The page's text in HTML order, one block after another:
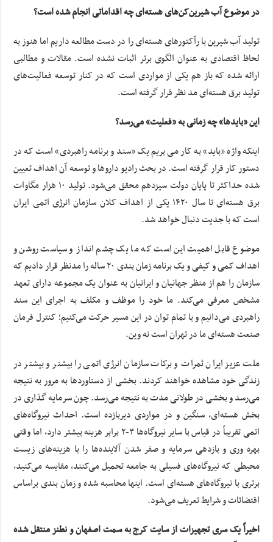
در موضوع آب شیرین‌کن‌های هسته‌ای چه اقداماتی انجام شده است؟
تولید آب شیرین با رآکتورهای هسته‌ای را در دست مطالعه داریم اما هنوز به
لحاظ اقتصادی به عنوان الگوی برتر اثبات نشده است. مقالات و مطالبی
ارائه شده که باز هم یکی از مواردی است که در کنار توسعه فعالیت‌های
تولید برق هسته‌ای مد نظر قرار گرفته است.
این «بایدها» چه زمانی به «فعلیت» می‌رسد؟
اینکه واژه «باید» به کار می بریم یک «سند و برنامه راهبردی» است که در
دستور کار قرار گرفته است. در بحث رادیو داروها و توسعه آن اهداف تعیین
شده حداکثر تا پایان دولت سیزدهم محقق می‌شود. تولید ۱۰ هزار مگاوات
برق هسته‌ای تا سال ۱۴۲۰ یکی از اهداف کلان سازمان انرژی اتمی ایران
است که با جدیت دنبال خواهد شد.
موضوع قابل اهمیت این است که ما یک چشم انداز و سیاست روشن و
اهداف کمی و کیفی و یک برنامه زمان بندی ۲۰ ساله را مدنظر قرار دادیم که
سازمان را هم از منظر جهانیان و ایرانیان به عنوان یک مجموعه دارای تعهد
مشخص معرفی می‌کند. ما خود را موظف و مکلف به اجرای این سند
راهبردی می‌دانیم و با تمام توان در این مسیر حرکت می‌کنیم؛ کنترل فرمان
صنعت هسته‌ای ما در تهران است نه وین.
ملت عزیز ایران ثمرات و برکات سازمان انرژی اتمی را بیشتر و بیشتر در
زندگی خود مشاهده خواهند کردند. بخشی از دستاوردها به مرور به نتیجه
می‌رسد و بخشی در طولانی مدت به نتیجه می‌رسد. چون سرمایه گذاری در
بخش هسته‌ای، سنگین و در مواردی دیربازده است. احداث نیروگاه‌های
اتمی تقریباً در قیاس با سایر نیروگاه‌ها ۳-۲ برابر هزینه بیشتر دارد، اما وقتی
بهره وری و بازدهی سرمایه و صفر شدن آلاینده‌ها را با هزینه‌های زیست
محیطی که نیروگاه‌های فسیلی به جامعه تحمیل می‌کنند، مقایسه می‌کنید،
برتری با نیروگاه‌های هسته‌ای است. اینها محاسبه شده و زمان بندی براساس
اقتضائات و شرایط تعریف می‌شود.
اخیراً یک سری تجهیزات از سایت کرج به سمت اصفهان و نطنز منتقل شده